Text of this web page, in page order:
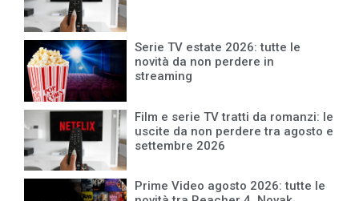
Serie TV estate 2026: tutte le
novità da non perdere in
streaming
Film e serie TV tratti da romanzi: le
uscite da non perdere tra agosto e
settembre 2026
Prime Video agosto 2026: tutte le